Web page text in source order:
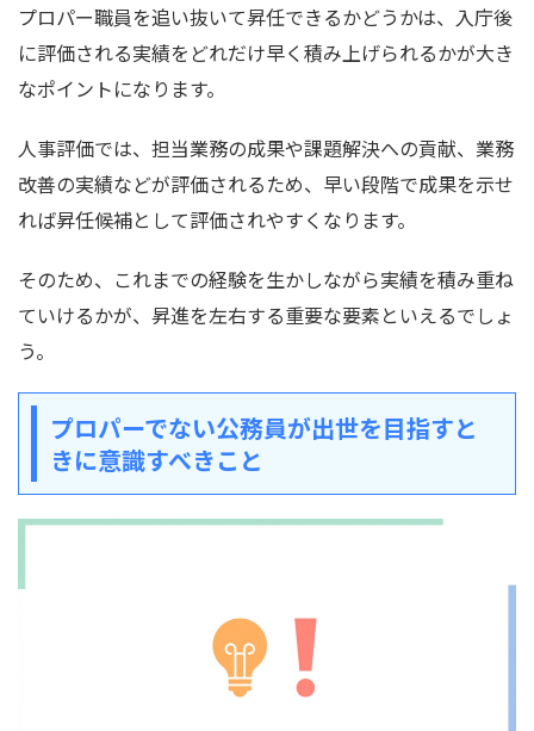
プロパー職員を追い抜いて昇任できるかどうかは、入庁後
に評価される実績をどれだけ早く積み上げられるかが大き
なポイントになります。
人事評価では、担当業務の成果や課題解決への貢献、業務
改善の実績などが評価されるため、早い段階で成果を示せ
れば昇任候補として評価されやすくなります。
そのため、これまでの経験を生かしながら実績を積み重ね
ていけるかが、昇進を左右する重要な要素といえるでしょ
う。
プロパーでない公務員が出世を目指すと
きに意識すべきこと